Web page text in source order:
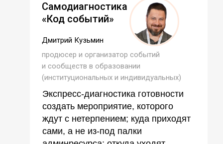
Экспресс-диагностика готовности
создать мероприятие, которого
ждут с нетерпением; куда приходят
сами, а не из-под палки
продюсер и организатор событий
и сообществ в образовании
(институциональных и индивидуальных)
Дмитрий Кузьмин
Самодиагностика
«Код событий»